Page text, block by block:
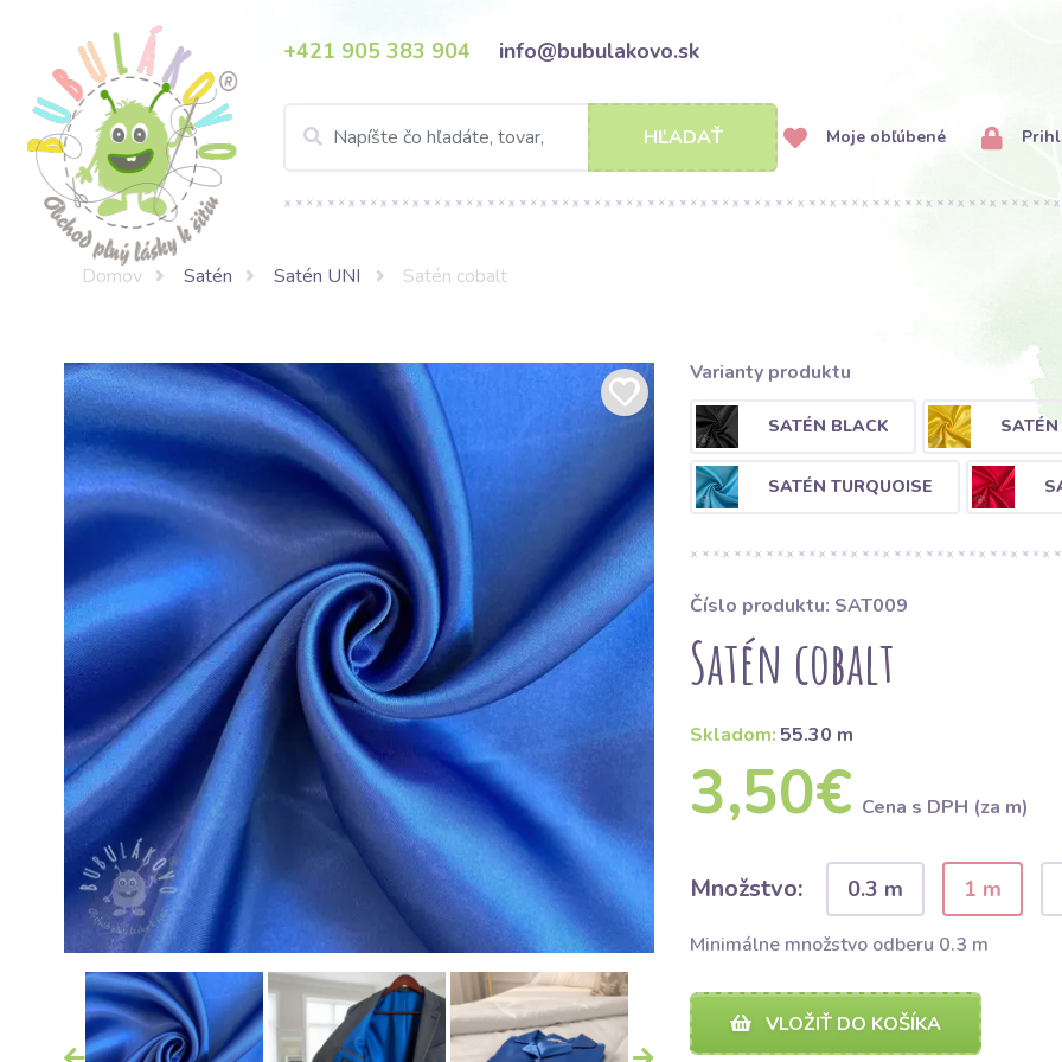
+421 905 383 904 info@bubulakovo.sk
HĽADAŤ Moje obľúbené
Domov Satén Satén UNI Satén cobalt
Varianty produktu
SATÉN BLACK
SATÉN TURQUOISE
Číslo produktu: SAT009
Satén cobalt
Skladom: 55.30 m
3,50€ Cena s DPH (za m)
Množstvo: 0.3 m 1 m
Minimálne množstvo odberu 0.3 m
VLOŽIŤ DO KOŠÍKA